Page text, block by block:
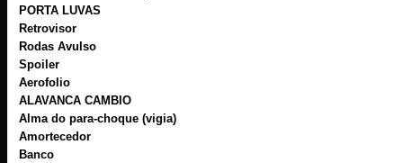
PORTA LUVAS
Retrovisor
Rodas Avulso
Spoiler
Aerofolio
ALAVANCA CAMBIO
Alma do para-choque (vigia)
Amortecedor
Banco